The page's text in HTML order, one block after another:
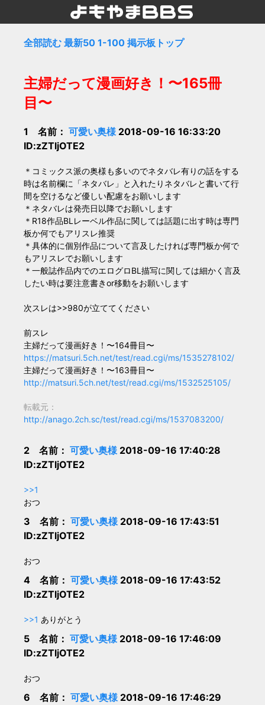
全部読む 最新50 1-100 掲示板トップ
主婦だって漫画好き！〜165冊
目〜
1 名前： 可愛い奥様2018-09-16 16:33:20
ID:zZTljOTE2
＊コミックス派の奥様も多いのでネタバレ有りの話をする
時は名前欄に「ネタバレ」と入れたりネタバレと書いて行
間を空けるなど優しい配慮をお願いします
＊ネタバレは発売日以降でお願いします
＊R18作品BLレーベル作品に関しては話題に出す時は専門
板か何でもアリスレ推奨
＊具体的に個別作品について言及したければ専門板か何で
もアリスレでお願いします
＊一般誌作品内でのエログロBL描写に関しては細かく言及
したい時は要注意書きor移動をお願いします
次スレは>>980が立ててください
前スレ
主婦だって漫画好き！〜164冊目〜
https://matsuri.5ch.net/test/read.cgi/ms/1535278102/
主婦だって漫画好き！〜163冊目〜
http://matsuri.5ch.net/test/read.cgi/ms/1532525105/
転載元：
http://anago.2ch.sc/test/read.cgi/ms/1537083200/
2 名前： 可愛い奥様2018-09-16 17:40:28
ID:zZTljOTE2
>>1
おつ
3 名前： 可愛い奥様2018-09-16 17:43:51
ID:zZTljOTE2
おつ
4 名前： 可愛い奥様2018-09-16 17:43:52
ID:zZTljOTE2
>>1 ありがとう
5 名前： 可愛い奥様2018-09-16 17:46:09
ID:zZTljOTE2
おつ
6 名前： 可愛い奥様2018-09-16 17:46:29